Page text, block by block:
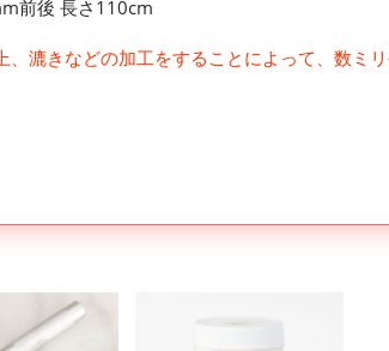
前後 長さ110cm
漉きなどの加工をすることによって、数ミ